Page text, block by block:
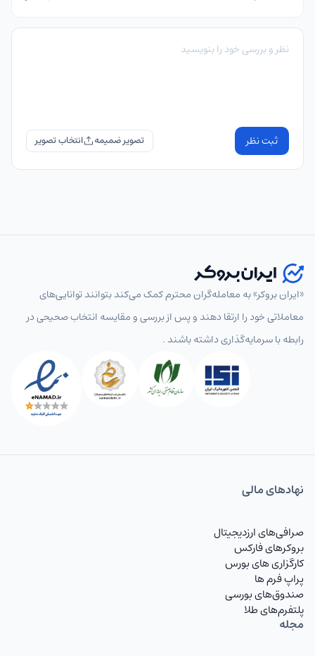
ثبت نظر تصویر ضمیمه
«ایران بروکر» به معامله‌گران محترم کمک می‌کند بتوانند توانایی‌های
معاملاتی خود را ارتقا دهند و پس از بررسی و مقایسه انتخاب‌ صحیحی در
رابطه با سرمایه‌گذاری داشته باشند .
نهاد‌های مالی
صرافی‌های ارزدیجیتال
بروکرهای فارکس
کارگزاری های بورس
پراپ فرم ها
صندوق‌های بورسی
پلتفرم‌های طلا
مجله